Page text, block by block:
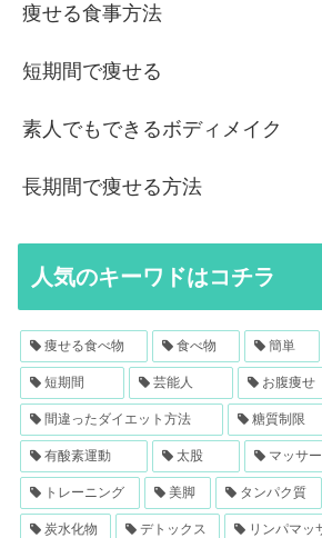
痩せる食事方法
短期間で痩せる
素人でもできるボディメイク
長期間で痩せる方法
人気のキーワドはコチラ
痩せる食べ物 食べ物 簡単
短期間 芸能人 お腹痩せ
間違ったダイエット方法 糖質制限
有酸素運動 太股 マッサ
トレーニング 美脚 タンパク質
炭水化物 デトックス リンパマッ